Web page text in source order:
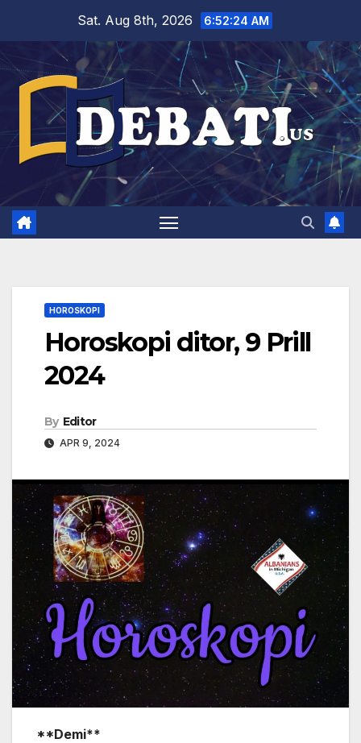
content
Sat. Aug 8th, 2026 6:52:25 AM
HOROSKOPI
Horoskopi ditor, 9 Prill
2024
By Editor
APR 9, 2024
**Demi**